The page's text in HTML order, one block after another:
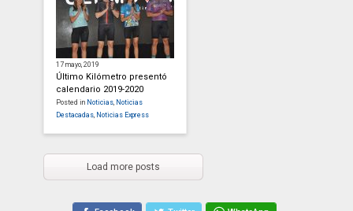
17 mayo, 2019
Último Kilómetro presentó
calendario 2019-2020
Posted in Noticias Noticias
Destacadas Noticias Express
Load more posts